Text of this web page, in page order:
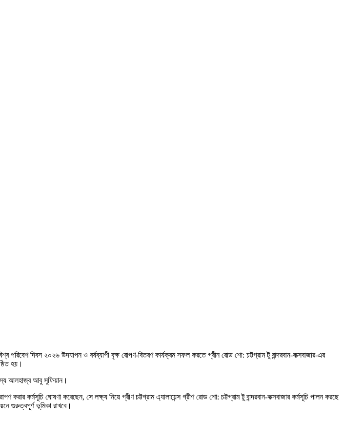
পরিবেশ দিবস ২০২৬ উদযাপন ও বর্ষব্যাপী বৃক্ষ রোপণ-বিতরণ কার্যক্রম সফল করতে গ্রীন রোড শো: চট্টগ্রাম টু বান্দরবান-কক্সবাজার-এর
হয়।
আলহাজ্ব আবু সুফিয়ান।
কর্মসূচি ঘোষণা করেছেন, সে লক্ষ্য নিয়ে গ্রীণ চট্টগ্রাম এ্যালায়েন্স গ্রীণ রোড শো: চট্টগ্রাম টু বান্দরবান-কক্সবাজার কর্মসূচি পালন করছে
গুরুত্বপূর্ণ ভূমিকা রাখবে।